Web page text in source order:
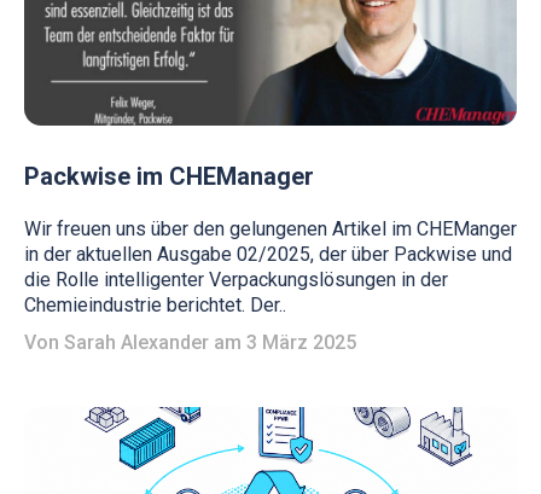
Packwise im CHEManager
Wir freuen uns über den gelungenen Artikel im CHEManger
in der aktuellen Ausgabe 02/2025, der über Packwise und
die Rolle intelligenter Verpackungslösungen in der
Chemieindustrie berichtet. Der..
Von Sarah Alexander am 3 März 2025